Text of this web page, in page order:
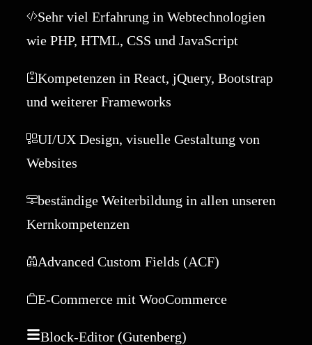
Sehr viel Erfahrung in Webtechnologien
wie PHP, HTML, CSS und JavaScript
Kompetenzen in React, jQuery, Bootstrap
und weiterer Frameworks
UI/UX Design, visuelle Gestaltung von
Websites
beständige Weiterbildung in allen unseren
Kernkompetenzen
Advanced Custom Fields (ACF)
E-Commerce mit WooCommerce
Block-Editor (Gutenberg)